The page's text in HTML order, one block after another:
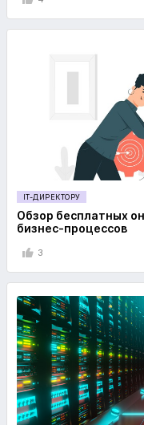
IT-ДИРЕКТОРУ
Обзор бесплатных
бизнес-процессов
3